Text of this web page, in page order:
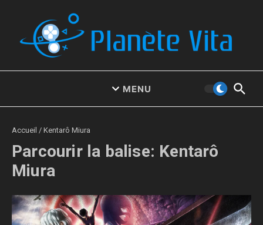
MENU
Accueil / Kentarô Miura
Parcourir la balise: Kentarô
Miura